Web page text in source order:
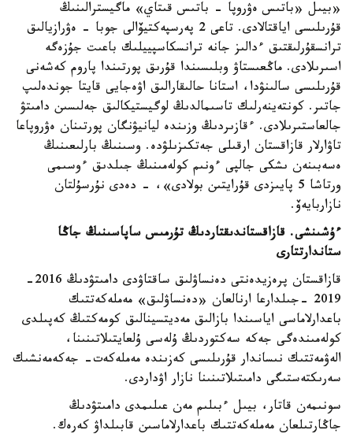
«بيىل «باتىس ەۋروپا - باتىس قىتاي» ماگيسترالىنىڭ
قۇرىلىسى اياقتالادى. تاعى 2 پەرسپەكتيۆالى جوبا - ەۋرازيالىق
ترانسقۇرلىقتىق ءدالىز جانە ترانسكاسپييلىك باعىت جۇزەگە
اسىرىلادى. ماڭعىستاۋ وبلىسىندا قۇرىق پورتىندا پاروم كەشەنى
قۇرىلىسى سالىنۋدا، استانا حالىقارالىق اۋەجايى قايتا جوندەلىپ
جاتىر. كونتەينەرلىك تاسىمالدىڭ لوگيستيكالىق جەلىسىن دامىتۋ
جالعاستىرىلادى. ءقازىردىڭ وزىندە ليانيۋنگان پورتىنان ەۋروپاعا
تاۋارلار قازاقستان ارقىلى جەتكىزىلۋدە. وسىنىڭ بارلىعىنىڭ
ەسەبىنەن ىشكى جالپى ءونىم كولەمىنىڭ جىلدىق ءوسىمى
ورتاشا 5 پايىزدى قۇرايتىن بولادى»، - دەدى نۇرسۇلتان
نازاربايەۆ.
ءۇشىنشى. قازاقستاندىقتاردىڭ تۇرمىس ساپاسىنىڭ جاڭا
ستاندارتتارى
قازاقستان پرەزيدەنتى دەنساۋلىق ساقتاۋدى دامىتۋدىڭ 2016-
2019 -جىلدارعا ارنالعان «دەنساۋلىق» مەملەكەتتىك
باعدارلاماسى اياسىندا بازالىق مەديتسينالىق كومەكتىڭ كەپىلدى
كولەمىندەگى جەكە سەكتوردىڭ ۇلەسى ۇلعايتىلاتىنىنا،
الەۋمەتتىك نىساندار قۇرىلىسى كەزىندە مەملەكەت- جەكەمەنشىك
سەرىكتەستىگى دامىتىلاتىنىنا نازار اۋداردى.
سونىمەن قاتار، بيىل ءبىلىم مەن عىلىمدى دامىتۋدىڭ
جاڭارتىلعان مەملەكەتتىك باعدارلاماسىن قابىلداۋ كەرەك.